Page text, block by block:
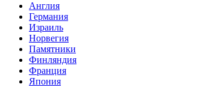
Англия
Германия
Израиль
Норвегия
Памятники
Финляндия
Франция
Япония